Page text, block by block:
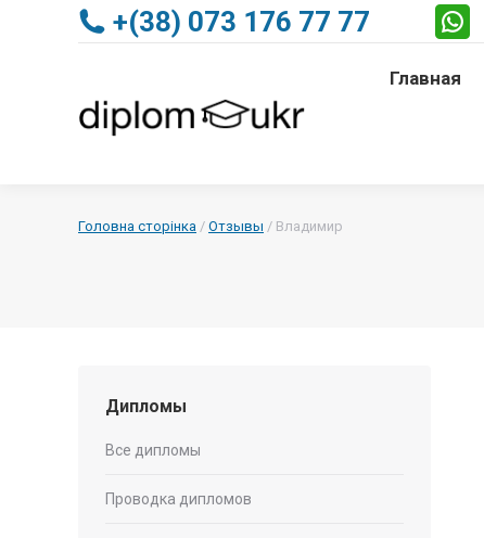
+(38) 073 176 77 77
Главная
Головна сторінка / Отзывы / Владимир
Дипломы
Все дипломы
Проводка дипломов
Главная